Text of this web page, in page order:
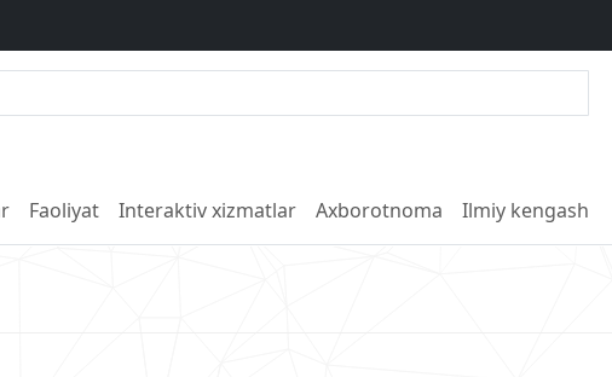
Faoliyat Interaktiv xizmatlar Axborotnoma
Ilmiy kengash